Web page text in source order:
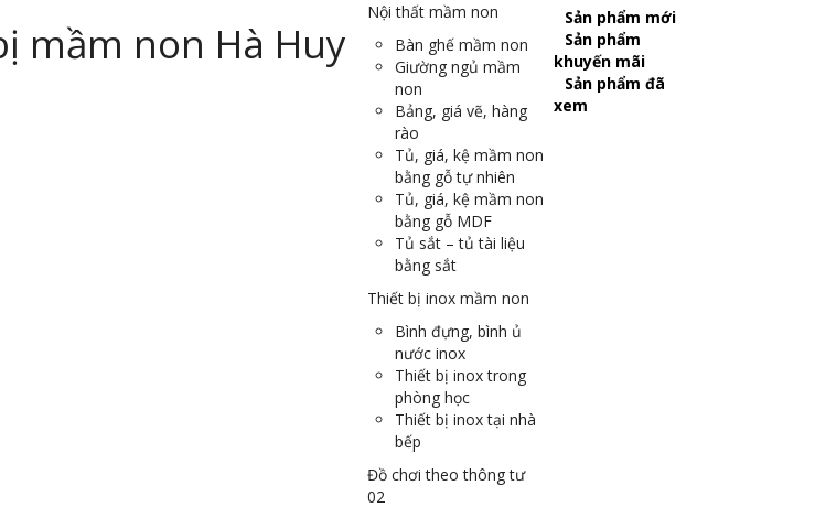
Nội thất mầm non
Bàn ghế mầm non
Giường ngủ mầm
non
Bảng, giá vẽ, hàng
rào
Tủ, giá, kệ mầm non
bằng gỗ tự nhiên
Tủ, giá, kệ mầm non
bằng gỗ MDF
Tủ sắt – tủ tài liệu
bằng sắt
Thiết bị inox mầm non
Bình đựng, bình ủ
nước inox
Thiết bị inox trong
phòng học
Thiết bị inox tại nhà
bếp
Đồ chơi theo thông tư
02
Sản phẩm mới
Sản phẩm
khuyến mãi
Sản phẩm đã
xem